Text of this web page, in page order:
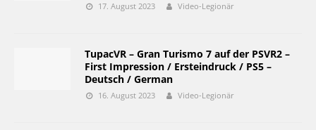
17. August 2023 Video-Legionär
TupacVR – Gran Turismo 7 auf der PSVR2 –
First Impression / Ersteindruck / PS5 –
Deutsch / German
16. August 2023 Video-Legionär